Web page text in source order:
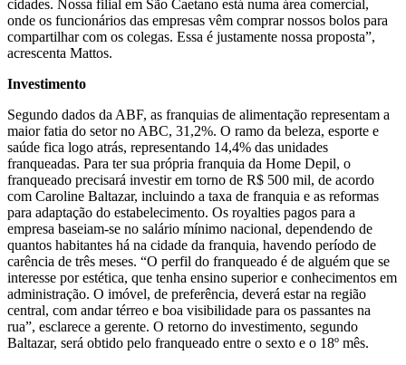
cidades. Nossa filial em São Caetano está numa área comercial,
onde os funcionários das empresas vêm comprar nossos bolos para
compartilhar com os colegas. Essa é justamente nossa proposta”,
acrescenta Mattos.
Investimento
Segundo dados da ABF, as franquias de alimentação representam a
maior fatia do setor no ABC, 31,2%. O ramo da beleza, esporte e
saúde fica logo atrás, representando 14,4% das unidades
franqueadas. Para ter sua própria franquia da Home Depil, o
franqueado precisará investir em torno de R$ 500 mil, de acordo
com Caroline Baltazar, incluindo a taxa de franquia e as reformas
para adaptação do estabelecimento. Os royalties pagos para a
empresa baseiam-se no salário mínimo nacional, dependendo de
quantos habitantes há na cidade da franquia, havendo período de
carência de três meses. “O perfil do franqueado é de alguém que se
interesse por estética, que tenha ensino superior e conhecimentos em
administração. O imóvel, de preferência, deverá estar na região
central, com andar térreo e boa visibilidade para os passantes na
rua”, esclarece a gerente. O retorno do investimento, segundo
Baltazar, será obtido pelo franqueado entre o sexto e o 18º mês.